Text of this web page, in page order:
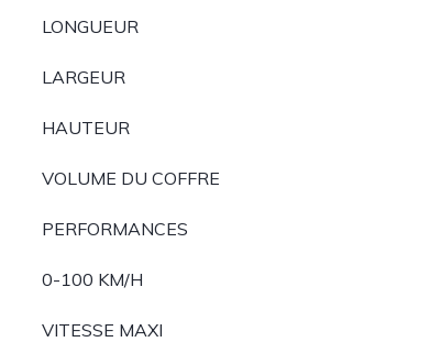
LONGUEUR
LARGEUR
HAUTEUR
VOLUME DU COFFRE
PERFORMANCES
0-100 KM/H
VITESSE MAXI